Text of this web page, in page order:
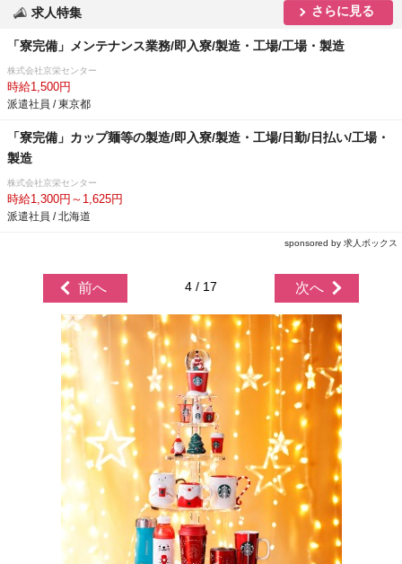
求人特集 さらに見る
「寮完備」メンテナンス業務/即入寮/製造・工場/工場・製造
株式会社京栄センター
時給1,500円
派遣社員 / 東京都
「寮完備」カップ麺等の製造/即入寮/製造・工場/日勤/日払い/工場・
製造
株式会社京栄センター
時給1,300円～1,625円
派遣社員 / 北海道
sponsored by 求人ボックス
前へ 4 / 17 次へ